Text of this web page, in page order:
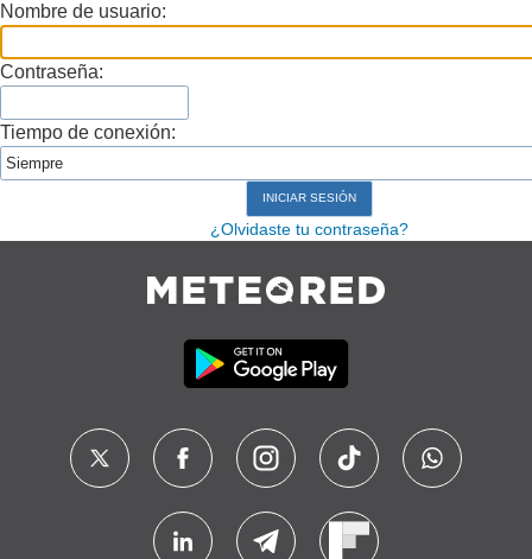
Nombre de usuario:
Contraseña:
Tiempo de conexión:
¿Olvidaste tu contraseña?